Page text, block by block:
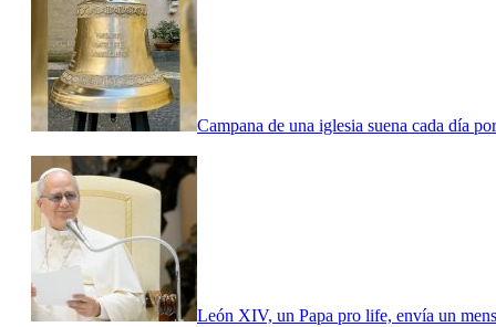
Campana de una iglesia suena cada día
León XIV, un Papa pro life, envía un